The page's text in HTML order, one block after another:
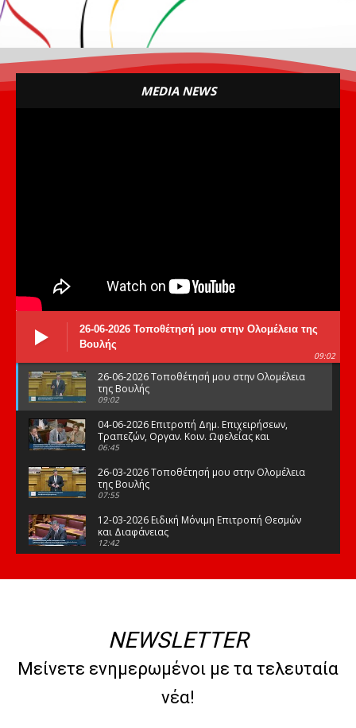
MEDIA NEWS
26-06-2026 Τοποθέτησή μου στην Ολομέλεια της
Βουλής
09:02
26-06-2026 Τοποθέτησή μου στην Ολομέλεια
της Βουλής
09:02
04-06-2026 Επιτροπή Δημ. Επιχειρήσεων,
Τραπεζών, Οργαν. Κοιν. Ωφελείας και
Φορέων Κοινων. Ασφάλισης
06:45
26-03-2026 Τοποθέτησή μου στην Ολομέλεια
της Βουλής
07:55
12-03-2026 Ειδική Μόνιμη Επιτροπή Θεσμών
και Διαφάνειας
12:42
της Βουλής
08:47
10-02-2026 Διαρκής Επιτροπή Μορφωτικών
Υποθέσεων
NEWSLETTER
Μείνετε ενημερωμένοι με τα τελευταία
νέα!